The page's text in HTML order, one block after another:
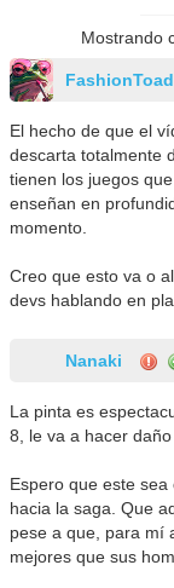
Mostrando
FashionToad
El hecho de que el
descarta totalmente
tienen los juegos
enseñan en
momento.
Creo que esto va o
devs hablando en
Nanaki
La pinta es
8, le va a hacer daño
Espero que este
hacia la saga. Que
pese a que, para mí
mejores que sus